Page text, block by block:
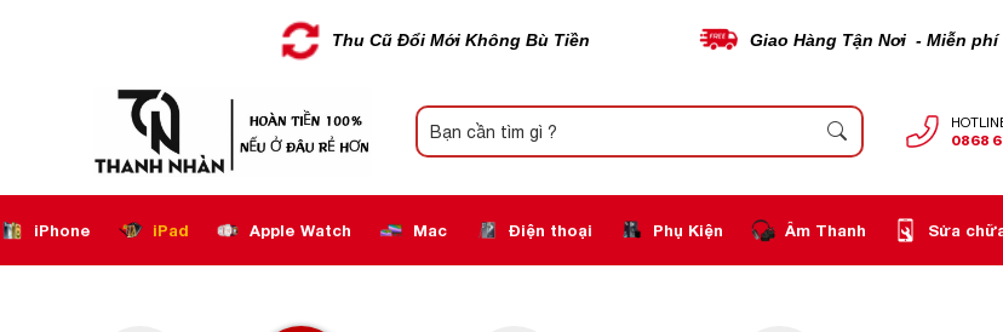
Thu Cũ Đổi Mới Không Bù Tiền Giao Hàng Tận Nơi - Miễn phí
0868
iPhone iPad Apple Watch Mac Điện thoại Phụ Kiện Âm Thanh Sửa